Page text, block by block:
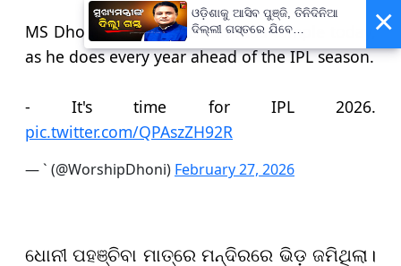
MS Dhoni visited the Deori Maa temple today,
as he does every year ahead of the IPL season.
- It's time for IPL 2026.
pic.twitter.com/QPAszZH92R
— ` (@WorshipDhoni) February 27, 2026
ଧୋନୀ ପହଞ୍ଚିବା ମାତ୍ରେ ମନ୍ଦିରରେ ଭିଡ଼ ଜମିଥିଲା।
×
ଓଡ଼ିଶାକୁ ଆସିବ ପୁଞ୍ଜି, ତିନିଦିନିଆ
ଦିଲ୍ଲୀ ଗସ୍ତରେ ଯିବେ